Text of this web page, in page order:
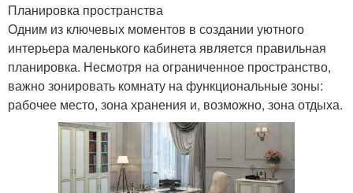
Планировка пространства
Одним из ключевых моментов в создании уютного
интерьера маленького кабинета является правильная
планировка. Несмотря на ограниченное пространство,
важно зонировать комнату на функциональные зоны:
рабочее место, зона хранения и, возможно, зона отдыха.